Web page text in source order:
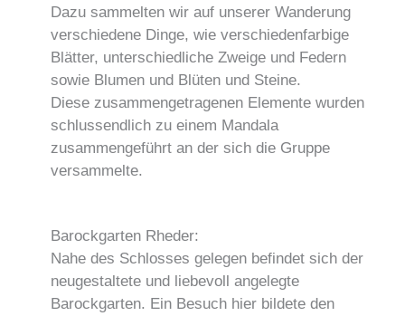
Dazu sammelten wir auf unserer Wanderung
verschiedene Dinge, wie verschiedenfarbige
Blätter, unterschiedliche Zweige und Federn
sowie Blumen und Blüten und Steine.
Diese zusammengetragenen Elemente wurden
schlussendlich zu einem Mandala
zusammengeführt an der sich die Gruppe
versammelte.
Barockgarten Rheder:
Nahe des Schlosses gelegen befindet sich der
neugestaltete und liebevoll angelegte
Barockgarten. Ein Besuch hier bildete den